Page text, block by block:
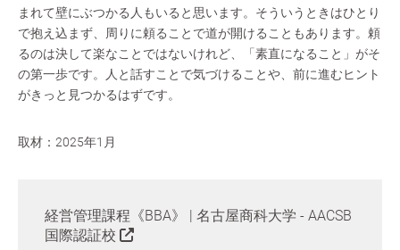
まれて壁にぶつかる人もいると思います。そういうときはひとり
で抱え込まず、周りに頼ることで道が開けることもあります。頼
るのは決して楽なことではないけれど、「素直になること」がそ
の第一歩です。人と話すことで気づけることや、前に進むヒント
がきっと見つかるはずです。
取材：2025年1月
経営管理課程《BBA》 | 名古屋商科大学 - AACSB
国際認証校